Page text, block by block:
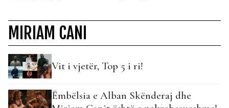
MIRIAM CANI
Vit i vjetër, Top 5 i ri!
Ëmbëlsia e Alban Skënderaj dhe